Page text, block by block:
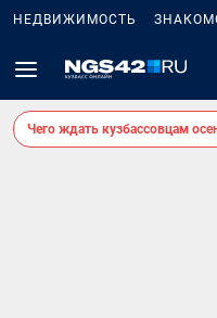
НЕДВИЖИМОСТЬ
Чего ждать кузбассовцам